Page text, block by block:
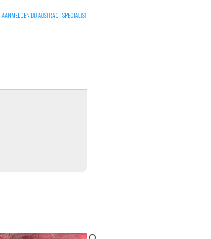
AANMELDEN BIJ ABSTRACT SPECIALIST